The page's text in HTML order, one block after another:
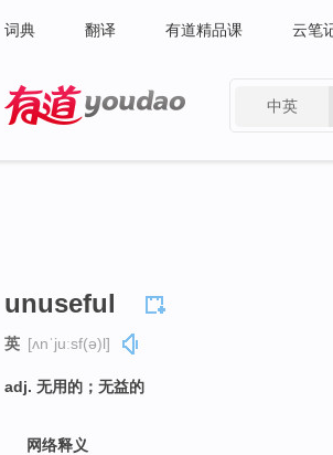
词典 翻译 有道精品课 云笔
中英
unuseful
英 [ʌnˈjuːsf(ə)l]
adj. 无用的；无益的
网络释义